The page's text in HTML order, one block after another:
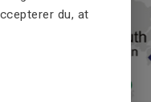
du, at